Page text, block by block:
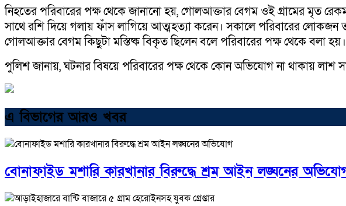
নিহতের পরিবারের পক্ষ থেকে জানানো হয়, গোলআক্তার বেগম ওই গ্রামের মৃত
সাথে রশি দিয়ে গলায় ফাঁস লাগিয়ে আত্মহত্যা করেন। সকালে পরিবারের লোকজন
গোলআক্তার বেগম কিছুটা মস্তিষ্ক বিকৃত ছিলেন বলে পরিবারের পক্ষ থেকে বলা হয়।
পুলিশ জানায়, ঘটনার বিষয়ে পরিবারের পক্ষ থেকে কোন অভিযোগ না থাকায় লাশ
এ বিভাগের আরও খবর
বোনাফাইড মশারি কারখানার বিরুদ্ধে শ্রম আইন লঙ্ঘনের